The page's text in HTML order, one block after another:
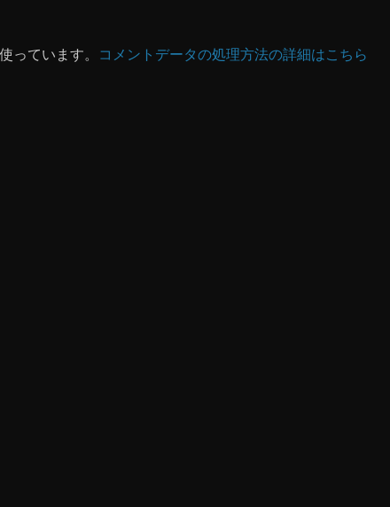
っています。
コメントデータの処理方法の詳細はこちら